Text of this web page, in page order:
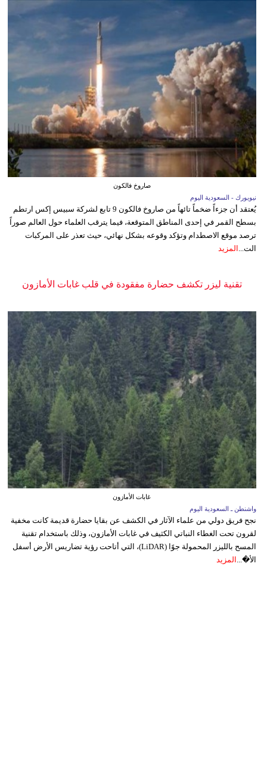
صاروخ فالكون
نيويورك - السعودية اليوم
يُعتقد أن جزءاً ضخماً تائهاً من صاروخ فالكون 9 تابع لشركة سبيس إكس ارتطم
بسطح القمر في إحدى المناطق المتوقعة، فيما يترقب العلماء حول العالم صوراً
ترصد موقع الاصطدام وتؤكد وقوعه بشكل نهائي، حيث تعذر على المركبات
الت... المزيد
تقنية ليزر تكشف حضارة مفقودة في قلب غابات الأمازون
غابات الأمازون
واشنطن ـ السعودية اليوم
نجح فريق دولي من علماء الآثار في الكشف عن بقايا حضارة قديمة كانت مخفية
لقرون تحت الغطاء النباتي الكثيف في غابات الأمازون، وذلك باستخدام تقنية
المسح بالليزر المحمولة جوًا (LiDAR)، التي أتاحت رؤية تضاريس الأرض أسفل
الأ�... المزيد